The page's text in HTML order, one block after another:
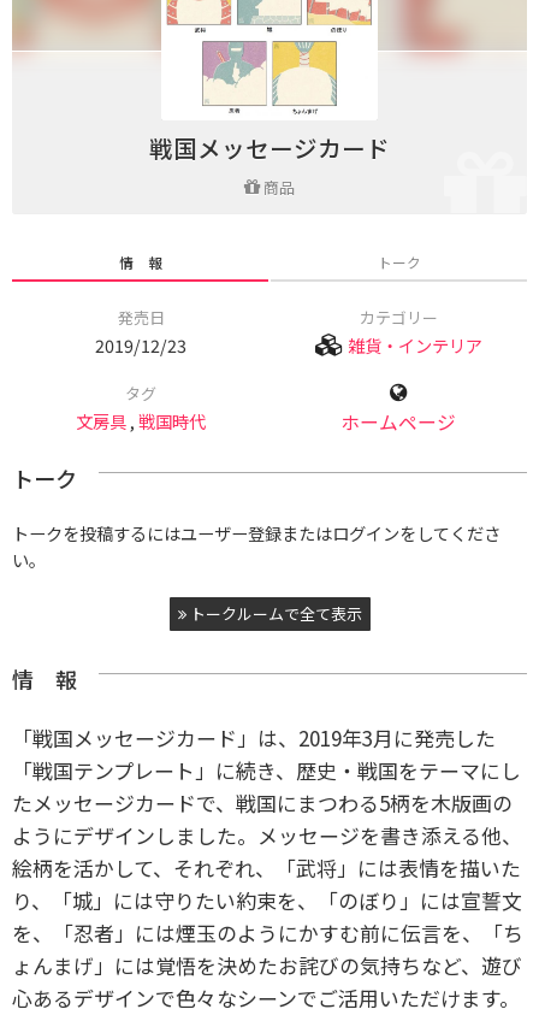
戦国メッセージカード
商品
情 報 トーク
発売日
2019/12/23
カテゴリー
雑貨・インテリア
タグ
文房具,戦国時代 ホームページ
トーク
トークを投稿するにはユーザー登録またはログインをしてくださ
い。
トークルームで全て表示
情 報
「戦国メッセージカード」は、2019年3月に発売した
「戦国テンプレート」に続き、歴史・戦国をテーマにし
たメッセージカードで、戦国にまつわる5柄を木版画の
ようにデザインしました。メッセージを書き添える他、
絵柄を活かして、それぞれ、「武将」には表情を描いた
り、「城」には守りたい約束を、「のぼり」には宣誓文
を、「忍者」には煙玉のようにかすむ前に伝言を、「ち
ょんまげ」には覚悟を決めたお詫びの気持ちなど、遊び
心あるデザインで色々なシーンでご活用いただけます。